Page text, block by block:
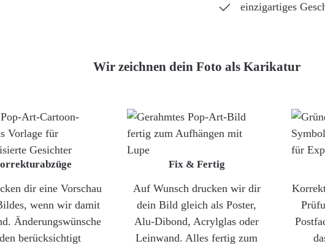
einzigartiges
Wir zeichnen dein Foto als Karikatur
dir eine Vorschau
wenn wir damit
Änderungswünsche
berücksichtigt
Fix & Fertig
Auf Wunsch drucken wir dir
dein Bild gleich als Poster,
Alu-Dibond, Acrylglas oder
Leinwand. Alles fertig zum